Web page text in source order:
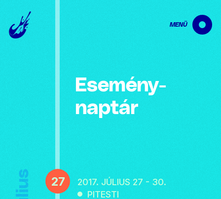
MENÜ
Esemény­
naptár
27
2017. JÚLIUS 27 - 30.
PITESTI